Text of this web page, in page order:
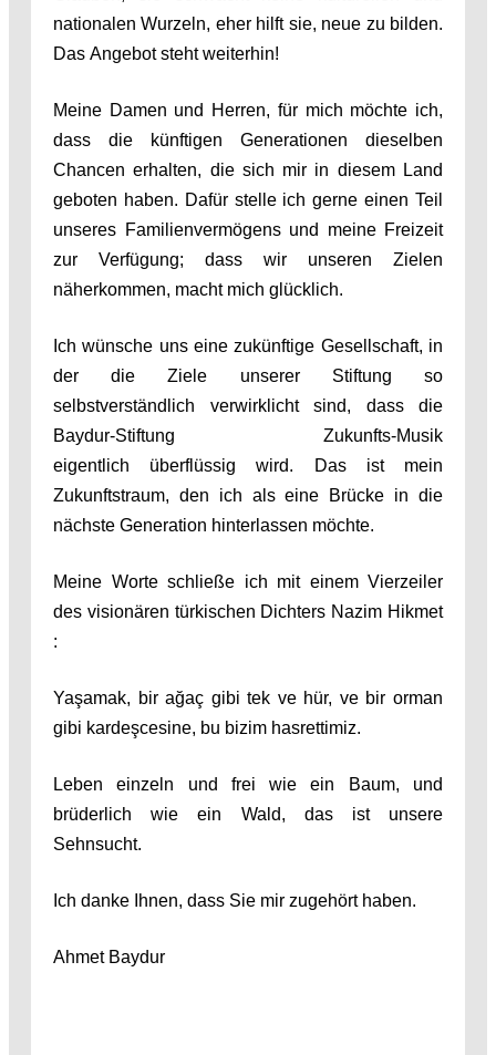
nationalen Wurzeln, eher hilft sie, neue zu bilden.
Das Angebot steht weiterhin!
Meine Damen und Herren, für mich möchte ich,
dass die künftigen Generationen dieselben
Chancen erhalten, die sich mir in diesem Land
geboten haben. Dafür stelle ich gerne einen Teil
unseres Familienvermögens und meine Freizeit
zur Verfügung; dass wir unseren Zielen
näherkommen, macht mich glücklich.
Ich wünsche uns eine zukünftige Gesellschaft, in
der die Ziele unserer Stiftung so
selbstverständlich verwirklicht sind, dass die
Baydur-Stiftung Zukunfts-Musik
eigentlich überflüssig wird. Das ist mein
Zukunftstraum, den ich als eine Brücke in die
nächste Generation hinterlassen möchte.
Meine Worte schließe ich mit einem Vierzeiler
des visionären türkischen Dichters Nazim Hikmet
:
Yaşamak, bir ağaç gibi tek ve hür, ve bir orman
gibi kardeşcesine, bu bizim hasrettimiz.
Leben einzeln und frei wie ein Baum, und
brüderlich wie ein Wald, das ist unsere
Sehnsucht.
Ich danke Ihnen, dass Sie mir zugehört haben.
Ahmet Baydur